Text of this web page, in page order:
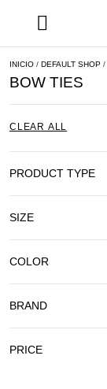
INICIO / DEFAULT SHOP /
BOW TIES
CLEAR ALL
PRODUCT TYPE
SIZE
COLOR
BRAND
PRICE